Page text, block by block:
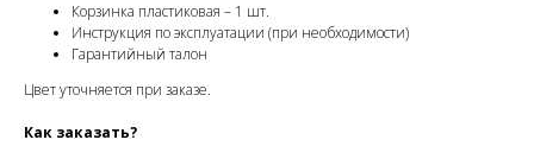
Корзинка пластиковая – 1 шт.
Инструкция по эксплуатации (при необходимости)
Гарантийный талон
Цвет уточняется при заказе.
Как заказать?